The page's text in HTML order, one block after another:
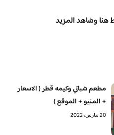
وشاهد المزيد
مطعم شباتي وكيمه قطر ( الاسعار
+ المنيو + الموقع )
20 مارس، 2022